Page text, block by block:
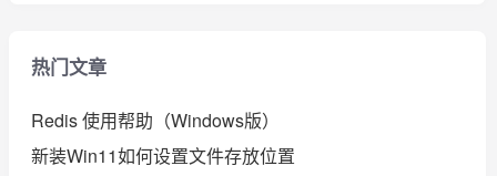
热门文章
Redis 使用帮助（Windows版）
新装Win11如何设置文件存放位置